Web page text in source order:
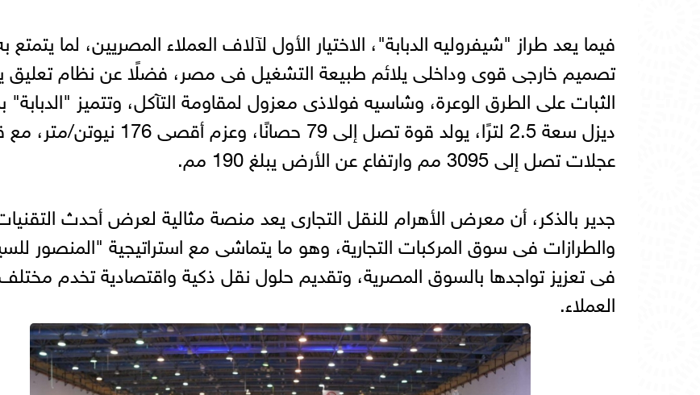
فيما يعد طراز "شيفروليه الدبابة"، الاختيار الأول لآلاف العملاء المصريين، لما
تصميم خارجى قوى وداخلى يلائم طبيعة التشغيل فى مصر، فضلًا عن نظام تعليق
الثبات على الطرق الوعرة، وشاسيه فولاذى معزول لمقاومة التآكل، وتتميز
ديزل سعة 2.5 لترًا، يولد قوة تصل إلى 79 حصانًا، وعزم أقصى
عجلات تصل إلى 3095 مم وارتفاع عن الأرض يبلغ 190 مم.
جدير بالذكر، أن معرض الأهرام للنقل التجارى يعد منصة مثالية لعرض أحدث
والطرازات فى سوق المركبات التجارية، وهو ما يتماشى مع استراتيجية "المنصور
فى تعزيز تواجدها بالسوق المصرية، وتقديم حلول نقل ذكية واقتصادية تخدم
العملاء.